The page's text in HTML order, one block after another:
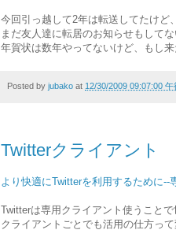
今回引っ越して2年は転送してたけど
まだ友人達に転居のお知らせもしてな
年賀状は数年やってないけど、もし来
Posted by jubako at 12/30/2009 09:07:00 午
Twitterクライアント
より快適にTwitterを利用するために--
Twitterは専用クライアント使うことで
クライアントごとでも活用の仕方って